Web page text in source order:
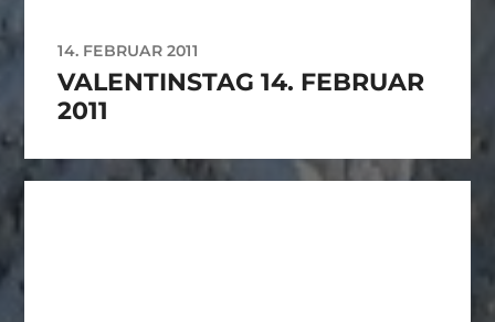
14. FEBRUAR 2011
VALENTINSTAG 14. FEBRUAR
2011